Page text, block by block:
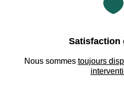

Satisfaction
Nous sommes toujours